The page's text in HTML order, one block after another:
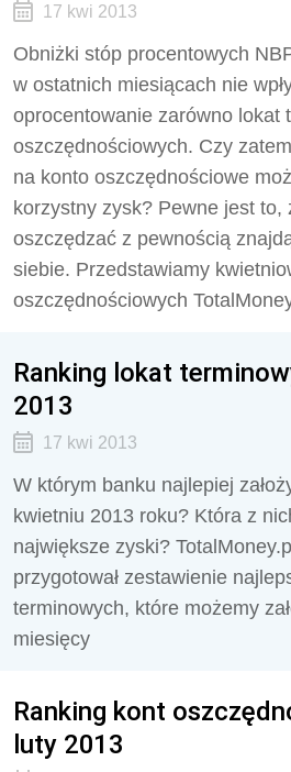
17 kwi 2013
Obniżki stóp procentowych
w ostatnich miesiącach nie
oprocentowanie zarówno lokat
oszczędnościowych. Czy
na konto oszczędnościowe
korzystny zysk? Pewne jest to,
oszczędzać z pewnością
siebie. Przedstawiamy
oszczędnościowych
Ranking lokat
2013
17 kwi 2013
W którym banku najlepiej
kwietniu 2013 roku? Która z
największe zyski?
przygotował zestawienie
terminowych, które możemy
miesięcy
Ranking kont
luty 2013